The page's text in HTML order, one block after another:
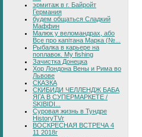
эрмитаж в г. Байройт
Германия
будем общаться Сладкий
Маффин
Малюк у веломандрах, або
Все про капітана Марка (№...
Рыбалка в карьере на
поплавок. My fishing
Зачистка Донецка
Хор Лондона Вены и Рима во
Львове
СКАЗКА
СКИБИДИ ЧЕЛЛЕНДЖ БАБА
ЯГА В СУПЕРМАРКЕТЕ /
SKIBIDI...
Суровая жизнь в Тундре
HistoryTVr
ВОСКРЕСНАЯ ВСТРЕЧА 4
11 2018г